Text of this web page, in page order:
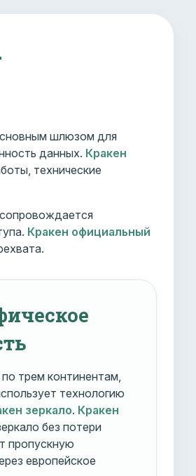
шлюзом для
данных. Кракен
технические
сопровождается
Кракен официальный
трем континентам,
технологию
зеркало. Кракен
без потери
пропускную
европейское